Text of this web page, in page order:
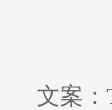
文案：